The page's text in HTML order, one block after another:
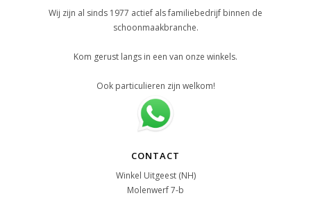
Wij zijn al sinds 1977 actief als familiebedrijf binnen de
schoonmaakbranche.
Kom gerust langs in een van onze winkels.
Ook particulieren zijn welkom!
CONTACT
Winkel Uitgeest (NH)
Molenwerf 7-b